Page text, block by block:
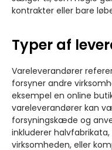
kontrakter eller bare
Typer af
Vareleverandører
forsyner andre
eksempel en online
vareleverandører kan
forsyningskæde og
inkluderer
virksomheden, eller